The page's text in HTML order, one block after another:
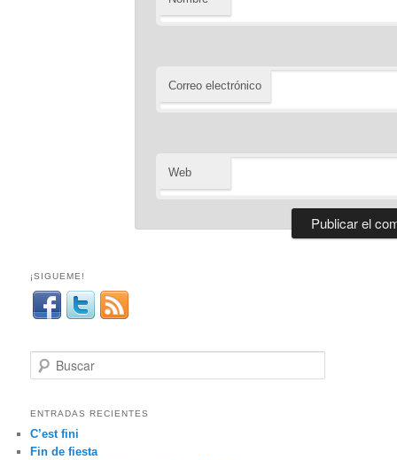
Correo electrónico
Web
¡SIGUEME!
u
c
a
r
ENTRADAS RECIENTES
C’est fini
Fin de fiesta